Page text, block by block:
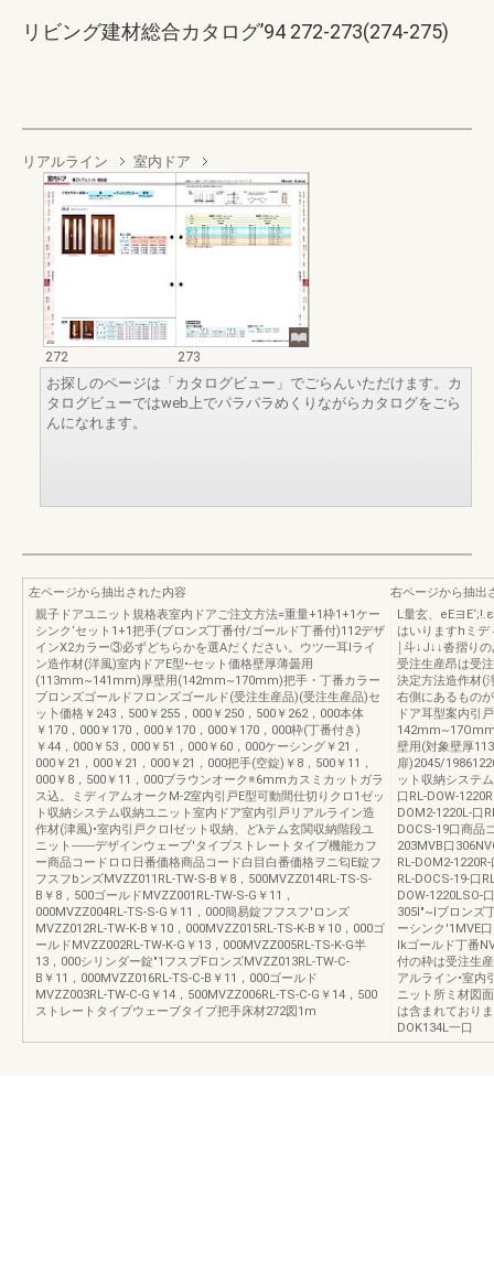
リビング建材総合カタログ’94 272-273(274-275)
リアルライン 室内ドア
272
273
お探しのページは「カタログビュー」でごらんいただけます。カ
タログビューではweb上でパラパラめくりながらカタログをごら
んになれます。
左ページから抽出された内容
親子ドアユニット規格表室内ドアご注文方法=重量+1枠1+1ケー
シンク‘セット1+1把手(ブロンズ丁番付/ゴールド丁番付)112デザ
インX2カラー③必ずどちらかを選Aだください。ウツ一耳lライ
ン造作材(洋風)室内ドアE型•-セット価格壁厚薄曇用
(113mm~141mm)厚壁用(142mm~170mm)把手・丁番カラー
ブロンズゴールドフロンズゴールド(受注生産品)(受注生産品)セ
ッ卜価格￥243，500￥255，000￥250，500￥262，000本体
￥170，000￥170，000￥170，000￥170，000枠(丁番付き)
￥44，000￥53，000￥51，000￥60，000ケーシング￥21，
000￥21，000￥21，000￥21，000把手(空錠)￥8，500￥11，
000￥8，500￥11，000ブラウンオーク※6mmカスミカットガラ
ス込。ミディアムオークM-2室内引戸E型可動間仕切りクロ1ゼッ
ト収納システム収納ユニット室内ドア室内引戸リアルライン造
作材(津風)•室内引戸クロlゼット収納、どλテム玄関収納階段ユ
ニット-------デザインウェーブ'タイプストレートタイプ機能カフ
ー商品コードロロ日番価格商品コード白目白番価格ヲニ匂E錠フ
フスフbンズMVZZ011RL-TW-S-B￥8，500MVZZ014RL-TS-S-
B￥8，500ゴールドMVZZ001RL-TW-S-G￥11，
000MVZZ004RL-TS-S-G￥11，000簡易錠フフスフ'ロンズ
MVZZ012RL-TW-K-B￥10，000MVZZ015RL-TS-K-B￥10，000ゴ
ールドMVZZ002RL-TW-K-G￥13，000MVZZ005RL-TS-K-G半
13，000シリンダー錠"1フスプFロンズMVZZ013RL-TW-C-
B￥11，000MVZZ016RL-TS-C-B￥11，000ゴールド
MVZZ003RL-TW-C-G￥14，500MVZZ006RL-TS-C-G￥14，500
ストレートタイプウェーブタイプ把手床材272図1m
右ページから抽出
L量玄、eEヨ
はいりますhミデ
￨斗↓J↓↓沓摺り
受注生産昂は受
決定方法造作材(
右側にあるもの
ドア耳型案内引
壁用(対象壁厚
扉)2045/
ット収納システ
口RL-DOW-
DOM2-1220L-口
DOCS-19口商品
203MVB口
RL-DOM2-
RL-DOCS-19-口
DOW-1220LSO-
305I"~Iブロンズ
ーシンク'1MVE
lkゴールド丁番
付の枠は受注生
アルライン•室内
ニット所ミ材図
は含まれており
DOK134L一口